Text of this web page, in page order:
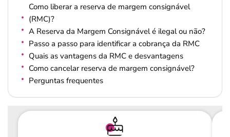
Como liberar a reserva de margem consignável
(RMC)?
A Reserva da Margem Consignável é ilegal ou não?
Passo a passo para identificar a cobrança da RMC
Quais as vantagens da RMC e desvantagens
Como cancelar reserva de margem consignável?
Perguntas frequentes